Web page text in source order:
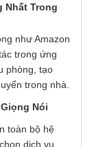
Nhất Trong
như Amazon
trong ứng
phòng, tạo
trong nhà.
Nói
toàn bộ hệ
dịch vụ